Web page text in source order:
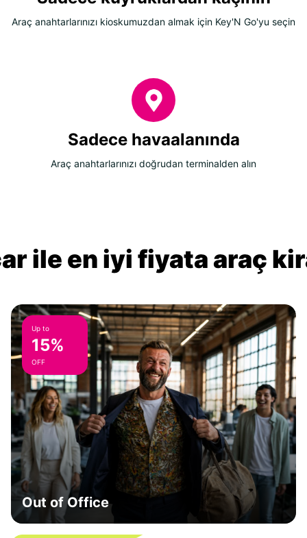
Araç anahtarlarınızı kioskumuzdan almak için Key'N Go'yu seçin
Sadece havaalanında
Araç anahtarlarınızı doğrudan terminalden alın
ile en iyi fiyata araç
Up to
15%
OFF
Out of Office